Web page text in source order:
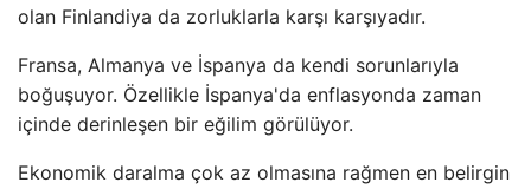
olan Finlandiya da zorluklarla karşı karşıyadır.
Fransa, Almanya ve İspanya da kendi sorunlarıyla
boğuşuyor. Özellikle İspanya'da enflasyonda zaman
içinde derinleşen bir eğilim görülüyor.
Ekonomik daralma çok az olmasına rağmen en belirgin